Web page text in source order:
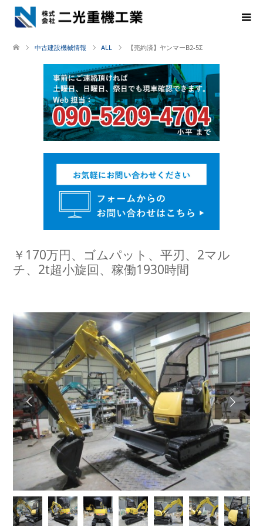
中古建設機械情報 ALL 【売約済】ヤンマーB2-5Σ
￥170万円、ゴムパット、平刃、2マル
チ、2t超小旋回、稼働1930時間
Next